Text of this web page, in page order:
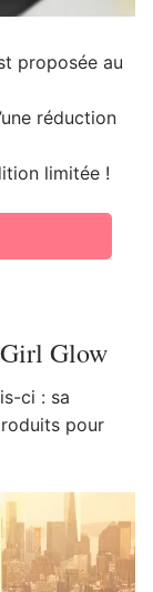
proposée au
réduction
limitée !
Glow
ci : sa
pour